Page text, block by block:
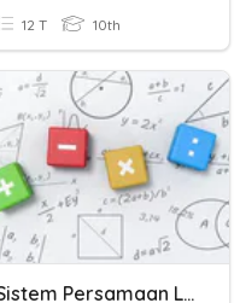
12 T 10th
Sistem Persamaan Linier Dua Variabel (SPLDV)